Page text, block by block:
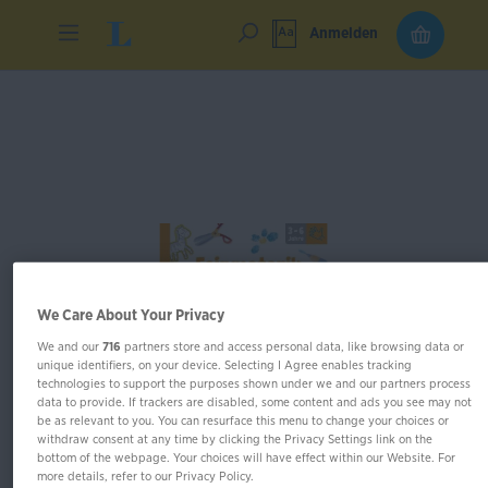
Anmelden
Im Buch blättern
We Care About Your Privacy
We and our 716 partners store and access personal data, like browsing data or
unique identifiers, on your device. Selecting I Agree enables tracking
technologies to support the purposes shown under we and our partners process
data to provide. If trackers are disabled, some content and ads you see may not
be as relevant to you. You can resurface this menu to change your choices or
withdraw consent at any time by clicking the Privacy Settings link on the
bottom of the webpage. Your choices will have effect within our Website. For
more details, refer to our Privacy Policy.